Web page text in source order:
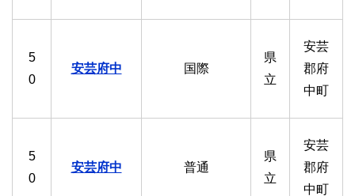
5
0
安芸府中 国際
県
立
安芸
郡府
中町
5
0
安芸府中 普通
県
立
安芸
郡府
中町